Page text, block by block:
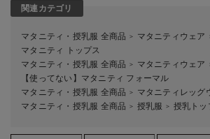
関連カテゴリ
マタニティ・授乳服 全商品 ＞ マタニティウェア
マタニティ トップス
マタニティ・授乳服 全商品 ＞ マタニティウェア
【使ってない】マタニティ フォーマル
マタニティ・授乳服 全商品 ＞
マタニティレッグ
マタニティ・授乳服 全商品 ＞ 授乳服 ＞ 授乳トッ